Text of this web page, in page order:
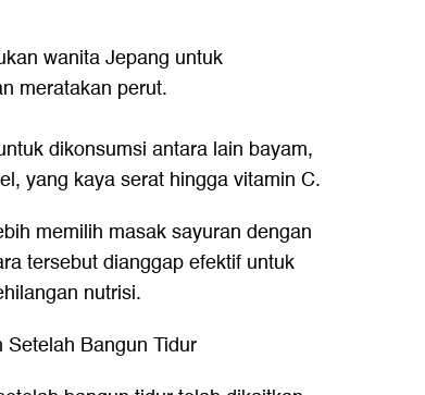
wanita Jepang untuk
meratakan perut.
dikonsumsi antara lain bayam,
yang kaya serat hingga vitamin C.
memilih masak sayuran dengan
tersebut dianggap efektif untuk
nutrisi.
Bangun Tidur